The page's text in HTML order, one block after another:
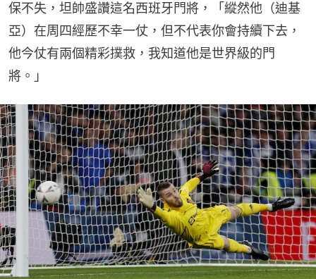
保不失，坦帥盛讚這名西班牙門將，「縱然他（迪基
亞）在周四經歷不幸一仗，但不代表你會持續下去，
他今仗有兩個精彩撲救，我知道他是世界級的門
將。」